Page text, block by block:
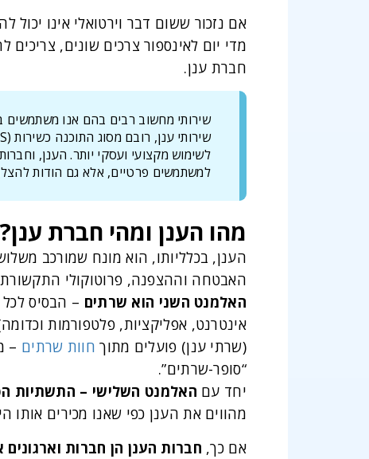
אם נזכור ששום דבר וירטואלי אינו
מדי יום לאינספור צרכים שונים,
חברת ענן.
שירותי מחשוב רבים בהם אנו משתמשים
לשימוש מקצועי ועסקי יותר. הענן,
למשתמשים פרטיים, אלא גם הודות
מהו הענן ומהי חברת ענן?
הענן, בכלליותו, הוא מונח שמורכב
האבטחה וההצפנה, פרוטוקולי התקשורת,
האלמנט השני הוא שרתים – הבסיס
אינטרנט, אפליקציות, פלטפורמות
(שרתי ענן) פועלים מתוך חוות שרתים –
“סופר-שרתים”.
יחד עם האלמנט השלישי – התשתיות
מהווים את הענן כפי שאנו מכירים אותו
אם כך, חברות הענן הן חברות